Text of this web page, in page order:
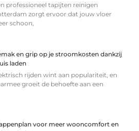
professioneel tapijten reinigen
zorgt ervoor dat jouw vloer
schoon,
en grip op je stroomkosten dankzij
laden
rijden wint aan populariteit, en
groeit de behoefte aan een
voor meer wooncomfort en